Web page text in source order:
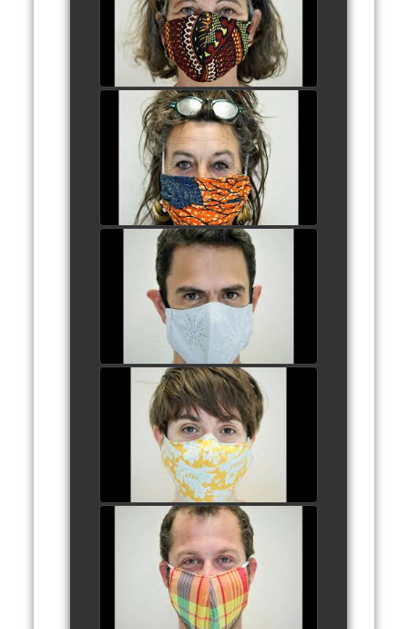
watch video
6 - EVELYNE FAGNEN
watch video
7 - FLORENT THIANT
watch video
8 - MARGAUX VAAST
watch video
9 - WILLIAM ROLLIN
watch video